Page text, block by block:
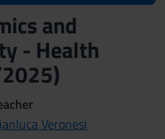
and
- Health
Veronesi